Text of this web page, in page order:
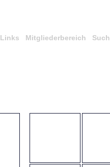
Links Mitgliederbereich